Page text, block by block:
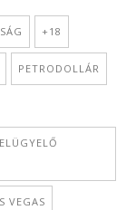
+18
PETRODOLLÁR
VEGAS